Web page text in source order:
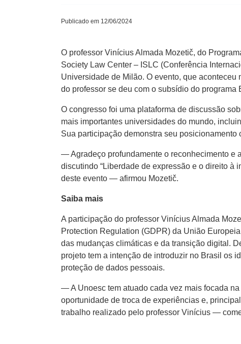
Publicado em 12/06/2024
O professor Vinícius Almada Mozetič, do
Society Law Center – ISLC (Conferência
Universidade de Milão. O evento, que
do professor se deu com o subsídio do programa
O congresso foi uma plataforma de discussão
mais importantes universidades do mundo,
Sua participação demonstra seu
— Agradeço profundamente o reconhecimento e
discutindo “Liberdade de expressão e o direito à
deste evento — afirmou Mozetič.
Saiba mais
A participação do professor Vinícius Almada
Protection Regulation (GDPR) da União
das mudanças climáticas e da transição digital.
projeto tem a intenção de introduzir no Brasil os
proteção de dados pessoais.
— A Unoesc tem atuado cada vez mais focada
oportunidade de troca de experiências e,
trabalho realizado pelo professor Vinícius —